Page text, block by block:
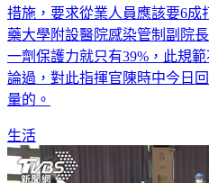
措施，要求從業人員應該要6
藥大學附設醫院感染管制副院
一劑保護力就只有39%，此規
論過，對此指揮官陳時中今日
量的。
生活